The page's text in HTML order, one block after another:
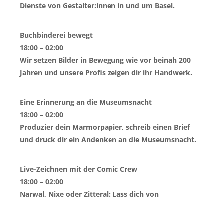
Dienste von Gestalter:innen in und um Basel.
Buchbinderei bewegt
18:00 – 02:00
Wir setzen Bilder in Bewegung wie vor beinah 200
Jahren und unsere Profis zeigen dir ihr Handwerk.
Eine Erinnerung an die Museumsnacht
18:00 – 02:00
Produzier dein Marmorpapier, schreib einen Brief
und druck dir ein Andenken an die Museumsnacht.
Live-Zeichnen mit der Comic Crew
18:00 – 02:00
Narwal, Nixe oder Zitteral: Lass dich von